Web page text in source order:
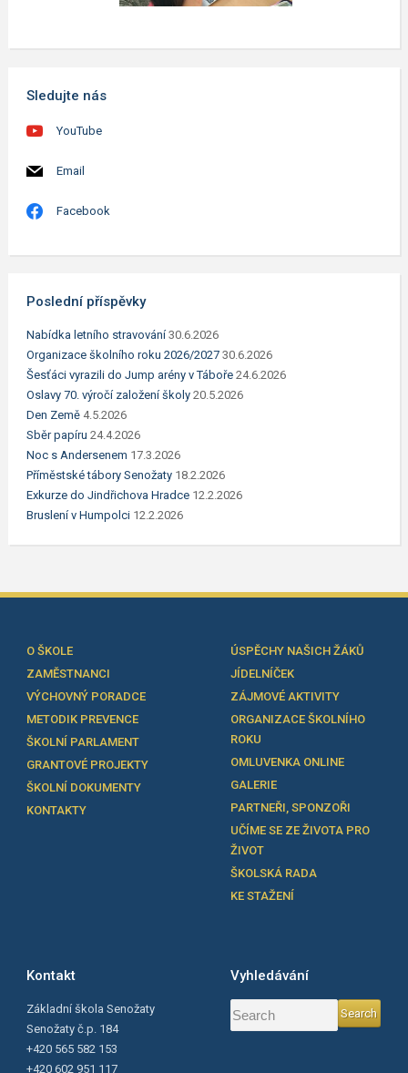
Sledujte nás
YouTube
Email
Facebook
Poslední příspěvky
Nabídka letního stravování 30.6.2026
Organizace školního roku 2026/2027 30.6.2026
Šesťáci vyrazili do Jump arény v Táboře 24.6.2026
Oslavy 70. výročí založení školy 20.5.2026
Den Země 4.5.2026
Sběr papíru 24.4.2026
Noc s Andersenem 17.3.2026
Příměstské tábory Senožaty 18.2.2026
Exkurze do Jindřichova Hradce 12.2.2026
Bruslení v Humpolci 12.2.2026
O ŠKOLE
ZAMĚSTNANCI
VÝCHOVNÝ PORADCE
METODIK PREVENCE
ŠKOLNÍ PARLAMENT
GRANTOVÉ PROJEKTY
ŠKOLNÍ DOKUMENTY
KONTAKTY
ÚSPĚCHY NAŠICH ŽÁKŮ
JÍDELNÍČEK
ZÁJMOVÉ AKTIVITY
ORGANIZACE ŠKOLNÍHO
ROKU
OMLUVENKA ONLINE
GALERIE
PARTNEŘI, SPONZOŘI
UČÍME SE ZE ŽIVOTA PRO
ŽIVOT
ŠKOLSKÁ RADA
KE STAŽENÍ
Kontakt
Základní škola Senožaty
Senožaty č.p. 184
+420 565 582 153
+420 602 951 117
Vyhledávání